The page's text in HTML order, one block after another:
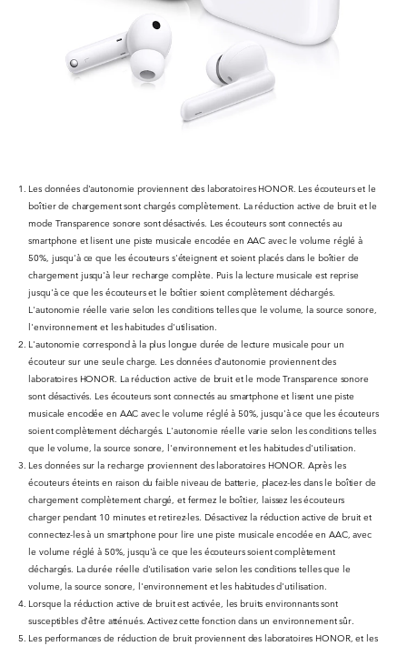
Les données d'autonomie proviennent des laboratoires HONOR. Les écouteurs et le
boîtier de chargement sont chargés complètement. La réduction active de bruit et le
mode Transparence sonore sont désactivés. Les écouteurs sont connectés au
smartphone et lisent une piste musicale encodée en AAC avec le volume réglé à
50%, jusqu'à ce que les écouteurs s'éteignent et soient placés dans le boîtier de
chargement jusqu'à leur recharge complète. Puis la lecture musicale est reprise
jusqu'à ce que les écouteurs et le boîtier soient complètement déchargés.
L'autonomie réelle varie selon les conditions telles que le volume, la source sonore,
l'environnement et les habitudes d'utilisation.
L'autonomie correspond à la plus longue durée de lecture musicale pour un
écouteur sur une seule charge. Les données d'autonomie proviennent des
laboratoires HONOR. La réduction active de bruit et le mode Transparence sonore
sont désactivés. Les écouteurs sont connectés au smartphone et lisent une piste
musicale encodée en AAC avec le volume réglé à 50%, jusqu'à ce que les écouteurs
soient complètement déchargés. L'autonomie réelle varie selon les conditions telles
que le volume, la source sonore, l'environnement et les habitudes d'utilisation.
Les données sur la recharge proviennent des laboratoires HONOR. Après les
écouteurs éteints en raison du faible niveau de batterie, placez-les dans le boîtier de
chargement complètement chargé, et fermez le boîtier, laissez les écouteurs
charger pendant 10 minutes et retirez-les. Désactivez la réduction active de bruit et
connectez-les à un smartphone pour lire une piste musicale encodée en AAC, avec
le volume réglé à 50%, jusqu'à ce que les écouteurs soient complètement
déchargés. La durée réelle d'utilisation varie selon les conditions telles que le
volume, la source sonore, l'environnement et les habitudes d'utilisation.
Lorsque la réduction active de bruit est activée, les bruits environnants sont
susceptibles d'être atténués. Activez cette fonction dans un environnement sûr.
Les performances de réduction de bruit proviennent des laboratoires HONOR, et les